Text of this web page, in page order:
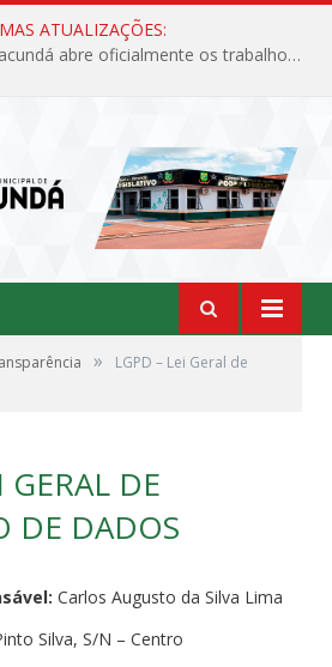
ATUALIZAÇÕES:
Câmara Municipal de Jacundá abre oficialmente os trabalhos legislativos de 2026
»
LGPD – Lei Geral de
GERAL DE
DE DADOS
Carlos Augusto da Silva Lima
Silva, S/N – Centro